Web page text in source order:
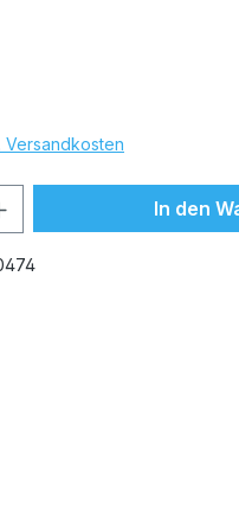
Versandkosten
Gib denIn den